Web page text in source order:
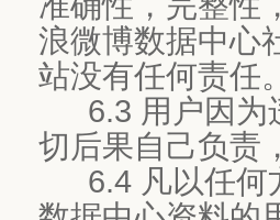
浪微博数据中心
站没有任何责任。
6.3 用户因为
切后果自己负责
6.4 凡以任何